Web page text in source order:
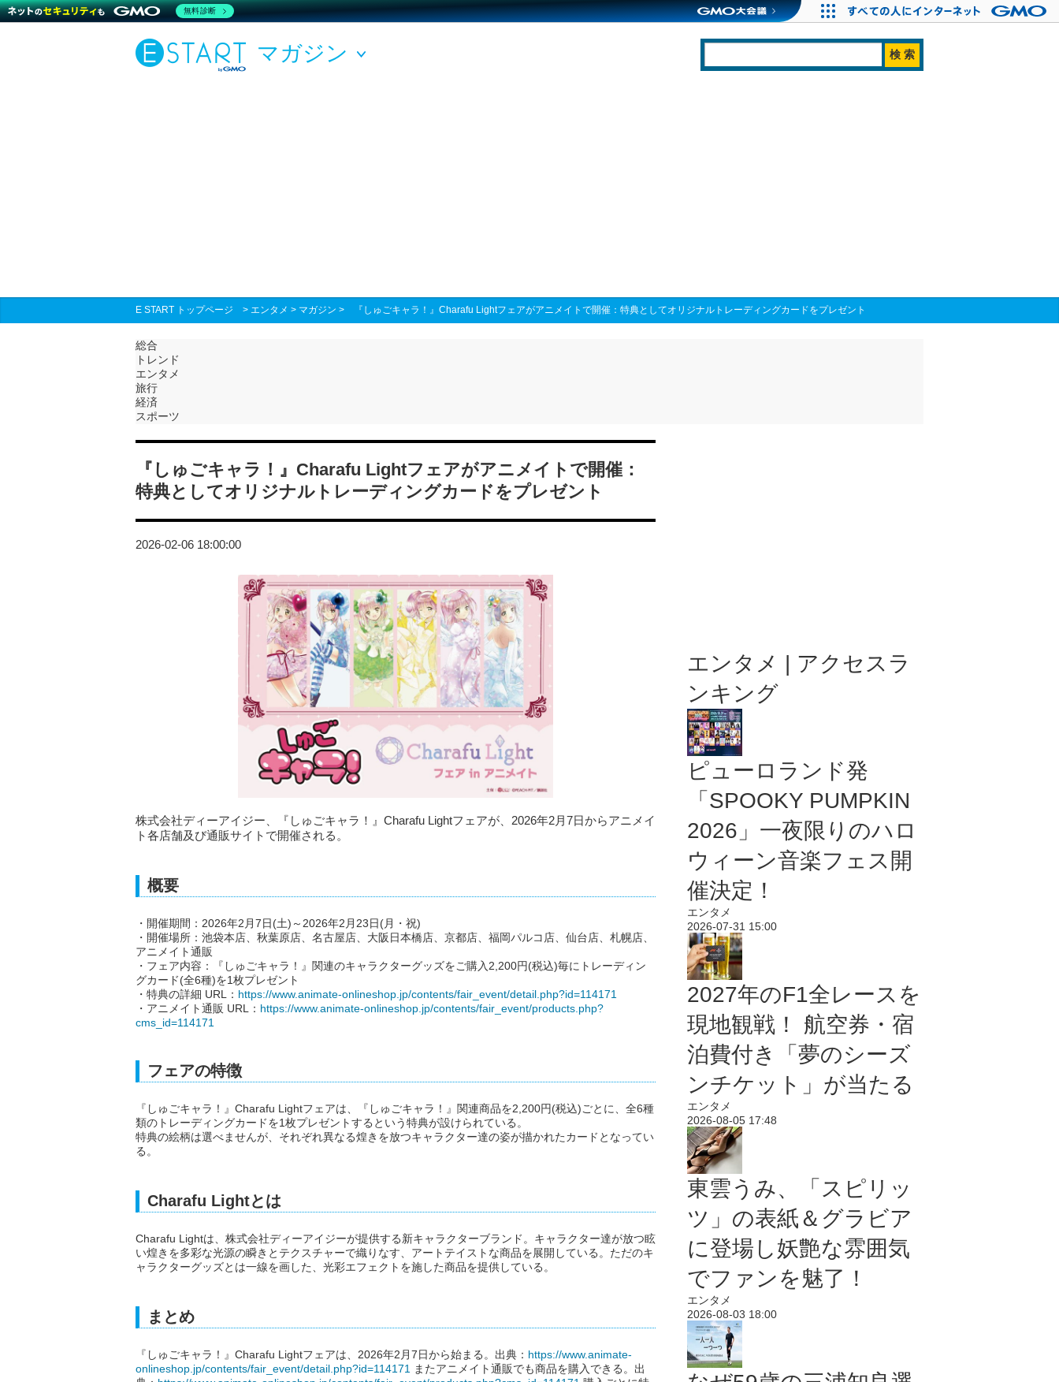
マガジン
E START トップページ > エンタメ > マガジン > 『しゅごキャラ！』Charafu Lightフェアがアニメイトで開催：特典としてオリジナルトレーディングカードをプレゼント
総合
トレンド
エンタメ
旅行
経済
スポーツ
『しゅごキャラ！』Charafu Lightフェアがアニメイトで開催：
特典としてオリジナルトレーディングカードをプレゼント
2026-02-06 18:00:00
株式会社ディーアイジー、『しゅごキャラ！』Charafu Lightフェアが、2026年2月7日からアニメイ
ト各店舗及び通販サイトで開催される。
概要
・開催期間：2026年2月7日(土)～2026年2月23日(月・祝)
・開催場所：池袋本店、秋葉原店、名古屋店、大阪日本橋店、京都店、福岡パルコ店、仙台店、札幌店、
アニメイト通販
・フェア内容：『しゅごキャラ！』関連のキャラクターグッズをご購入2,200円(税込)毎にトレーディン
グカード(全6種)を1枚プレゼント
・特典の詳細 URL： https://www.animate-onlineshop.jp/contents/fair_event/detail.php?id=114171
・アニメイト通販 URL： https://www.animate-onlineshop.jp/contents/fair_event/products.php?
cms_id=114171
フェアの特徴
『しゅごキャラ！』Charafu Lightフェアは、『しゅごキャラ！』関連商品を2,200円(税込)ごとに、全6種
類のトレーディングカードを1枚プレゼントするという特典が設けられている。
特典の絵柄は選べませんが、それぞれ異なる煌きを放つキャラクター達の姿が描かれたカードとなってい
る。
Charafu Lightとは
Charafu Lightは、株式会社ディーアイジーが提供する新キャラクターブランド。キャラクター達が放つ眩
い煌きを多彩な光源の瞬きとテクスチャーで織りなす、アートテイストな商品を展開している。ただのキ
ャラクターグッズとは一線を画した、光彩エフェクトを施した商品を提供している。
まとめ
『しゅごキャラ！』Charafu Lightフェアは、2026年2月7日から始まる。出典： https://www.animate-
onlineshop.jp/contents/fair_event/detail.php?id=114171
またアニメイト通販でも商品を購入できる。出
エンタメ | アクセスラ
ンキング
ピューロランド発
「SPOOKY PUMPKIN
2026」一夜限りのハロ
ウィーン音楽フェス開
催決定！
エンタメ
2026-07-31 15:00
2027年のF1全レースを
現地観戦！ 航空券・宿
泊費付き「夢のシーズ
ンチケット」が当たる
エンタメ
2026-08-05 17:48
東雲うみ、「スピリッ
ツ」の表紙＆グラビア
に登場し妖艶な雰囲気
でファンを魅了！
エンタメ
2026-08-03 18:00
無料診断